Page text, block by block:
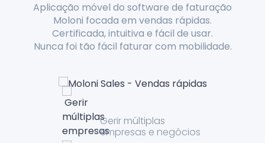
Aplicação móvel do software de faturação
Moloni focada em vendas rápidas.
Certificada, intuitiva e fácil de usar.
Nunca foi tão fácil faturar com mobilidade.
Gerir múltiplas
empresas e negócios